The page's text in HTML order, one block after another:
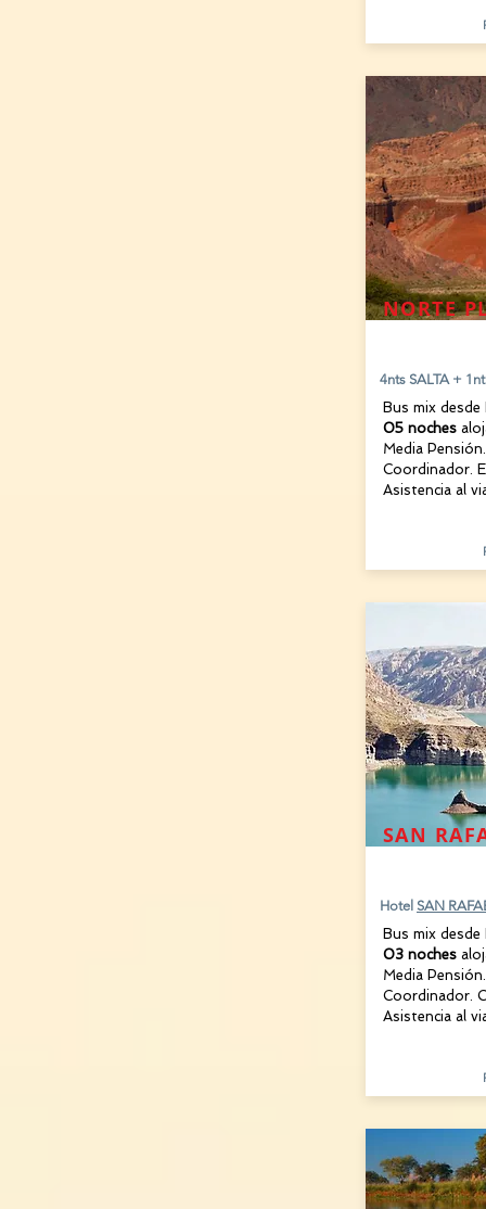
NORTE
4nts SALTA +
Bus mix
05 noches
Media Pensión.
Coordinador.
Asistencia al
SAN
Hotel SAN
Bus mix
03 noches
Media Pensión.
Coordinador.
Asistencia al